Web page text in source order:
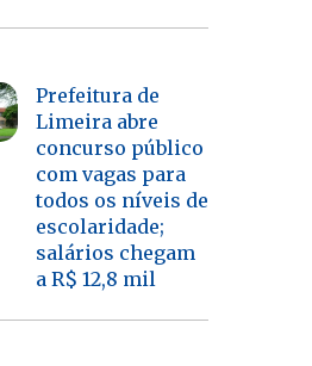
Prefeitura de
Limeira abre
concurso público
com vagas para
todos os níveis de
escolaridade;
salários chegam
a R$ 12,8 mil